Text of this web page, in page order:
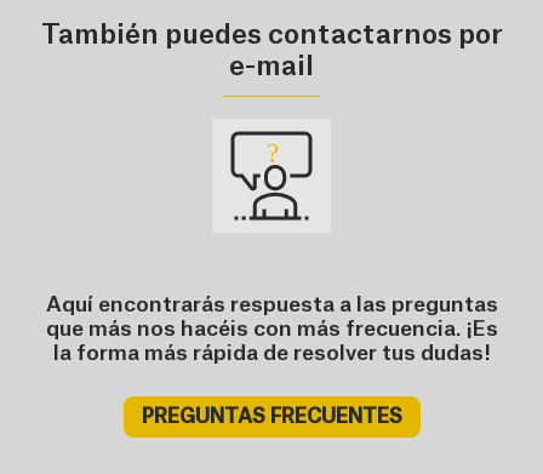
También puedes contactarnos por
e-mail
Aquí encontrarás respuesta a las preguntas
que más nos hacéis con más frecuencia. ¡Es
la forma más rápida de resolver tus dudas!
PREGUNTAS FRECUENTES